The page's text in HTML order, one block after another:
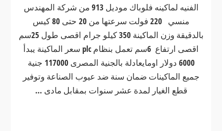
الفنيه لماكينه فلوباك موديل 913 من شركة المهندس
منسي 220 فولت سرعتها من 20 حتى 80 كيس
بالدقيقة وزن الماكينة 350 كيلو جرام اقصى طول 25سم
اقصى ارتفاع 6سم تعمل بنظام plc سعر الماكينة يبدأ
6000 دولار اومايعادلة بالجنية المصرى 117000 جنية
جميع الماكينات ضمان سنة ضد عيوب الصناعة وتوفير
قطع الغيار لمدة عشر سنوات بمقابل مادى …